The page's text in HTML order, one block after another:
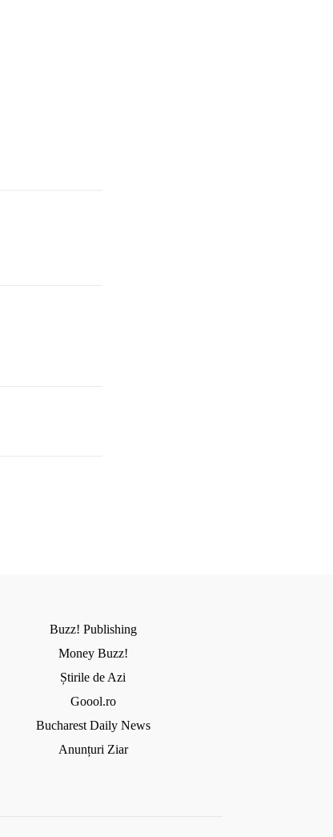
Buzz! Publishing
Money Buzz!
Știrile de Azi
Goool.ro
Bucharest Daily News
Anunțuri Ziar